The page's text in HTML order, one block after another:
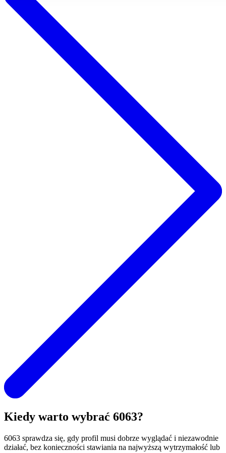
Kiedy warto wybrać 6063?
6063 sprawdza się, gdy profil musi dobrze wyglądać i niezawodnie
działać, bez konieczności stawiania na najwyższą wytrzymałość lub